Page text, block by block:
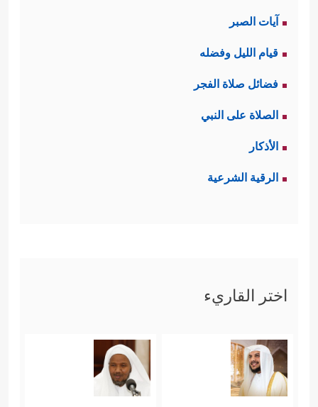
آيات الصبر
قيام الليل وفضله
فضائل صلاة الفجر
الصلاة على النبي
الأذكار
الرقية الشرعية
اختر القاريء